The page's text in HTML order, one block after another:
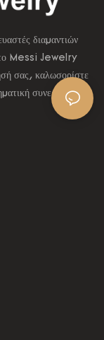
διαμαντιών
το Messi Jewelry
σας, καλωσορίστε
συνεργασία